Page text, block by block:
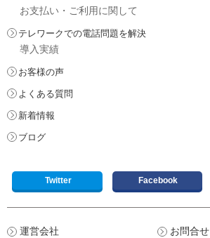
お支払い・ご利用に関して
テレワークでの電話問題を解決
導入実績
お客様の声
よくある質問
新着情報
ブログ
Twitter Facebook
運営会社
お問合せ